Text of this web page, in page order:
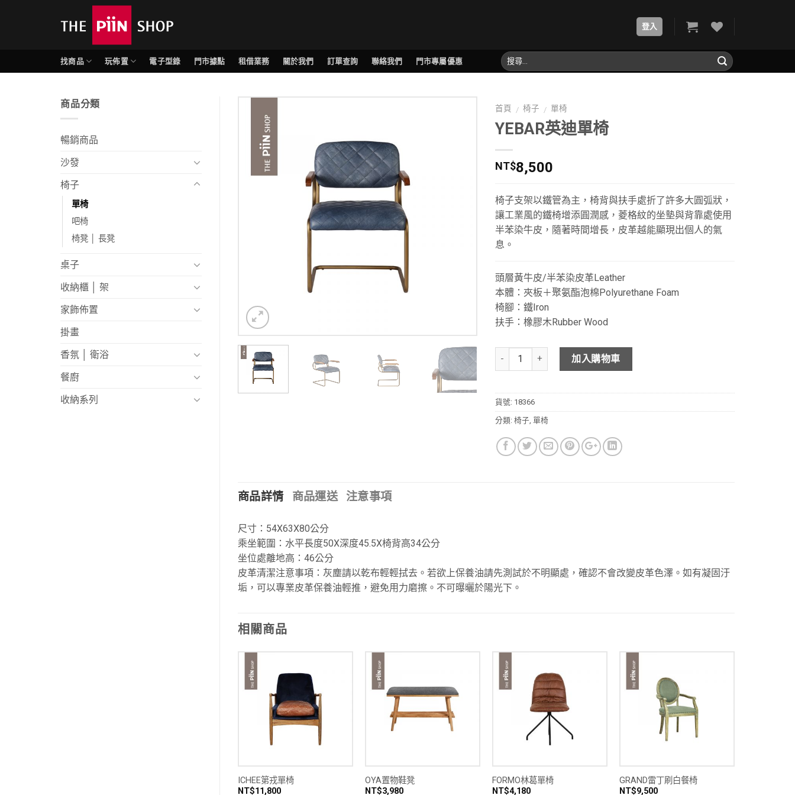
登入
找商品 玩佈置 電子型錄 門市據點 租借業務 關於我們 訂單查詢 聯絡我們 門市專屬優惠
首頁 / 椅子 / 單椅
YEBAR英迪單椅
NT$8,500
椅子支架以鐵管為主，椅背與扶手處折了許多大圓弧狀，
讓工業風的鐵椅增添圓潤感，菱格紋的坐墊與背靠處使用
半苯染牛皮，隨著時間增長，皮革越能顯現出個人的氣
息。
頭層黃牛皮/半苯染皮革Leather
本體：夾板＋聚氨酯泡棉Polyurethane Foam
椅腳：鐵Iron
扶手：橡膠木Rubber Wood
加入購物車
貨號: 18366
分類: 椅子 單椅
商品詳情 商品運送 注意事項
尺寸：54X63X80公分
乘坐範圍：水平長度50X深度45.5X椅背高34公分
坐位處離地高：46公分
皮革清潔注意事項：灰塵請以乾布輕輕拭去。若欲上保養油請先測試於不明顯處，確認不會改變皮革色澤。如有凝固汙
垢，可以專業皮革保養油輕推，避免用力磨擦。不可曝曬於陽光下。
相關商品
ICHEE第戎單椅
NT$11,800
OYA置物鞋凳
NT$3,980
FORMO林葛單椅
NT$4,180
GRAND雷丁刷白餐椅
NT$9,500
商品分類
暢銷商品
沙發
椅子
單椅
吧椅
椅凳 │ 長凳
桌子
收納櫃 │ 架
家飾佈置
掛畫
香氛 │ 衛浴
餐廚
收納系列